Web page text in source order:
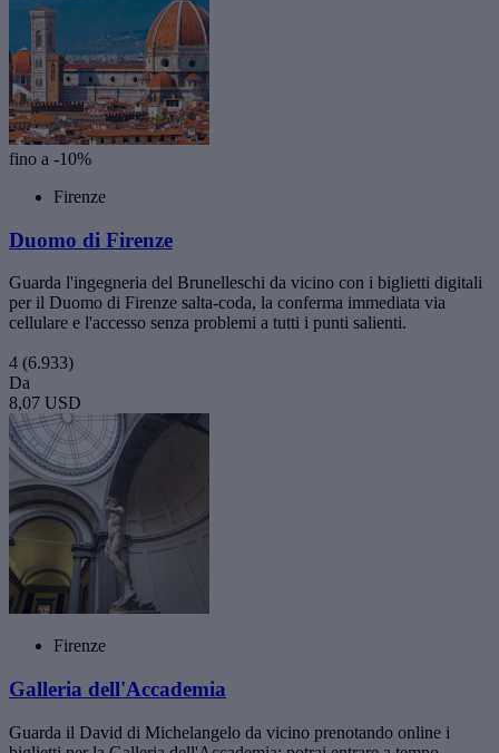
fino a -10%
Firenze
Duomo di Firenze
Guarda l'ingegneria del Brunelleschi da vicino con i biglietti digitali
per il Duomo di Firenze salta-coda, la conferma immediata via
cellulare e l'accesso senza problemi a tutti i punti salienti.
4 (6.933)
Da
8,07 USD
Firenze
Galleria dell'Accademia
Guarda il David di Michelangelo da vicino prenotando online i